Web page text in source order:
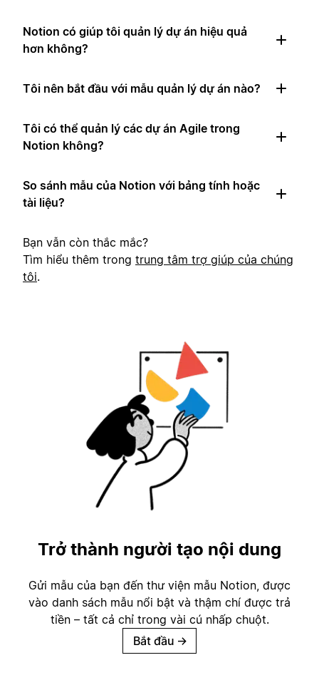
Notion có giúp tôi quản lý dự án hiệu quả
hơn không?
Tôi nên bắt đầu với mẫu quản lý dự án nào?
Tôi có thể quản lý các dự án Agile trong
Notion không?
So sánh mẫu của Notion với bảng tính hoặc
tài liệu?
Bạn vẫn còn thắc mắc?
Tìm hiểu thêm trong trung tâm trợ giúp của chúng
tôi.
Trở thành người tạo nội dung
Gửi mẫu của bạn đến thư viện mẫu Notion, được
vào danh sách mẫu nổi bật và thậm chí được trả
tiền – tất cả chỉ trong vài cú nhấp chuột.
Bắt đầu →